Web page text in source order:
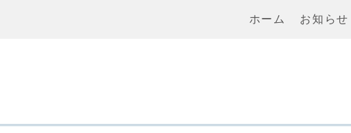
ホーム お知らせ